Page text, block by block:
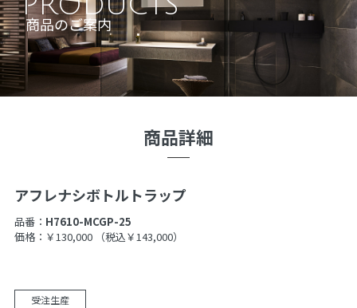
商品のご案内
商品詳細
アフレナシボトルトラップ
品番： H7610-MCGP-25
価格：￥130,000
（税込￥143,000）
受注生産